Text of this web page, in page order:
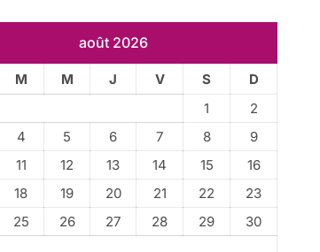
août 2026
M M J V S
D
1
2
4 5 6 7 8
9
11 12 13 14 15
16
18 19 20 21 22
23
25 26 27 28 29
30